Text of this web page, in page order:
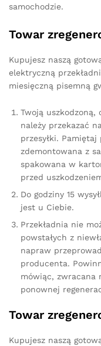
samochodzie.
Towar
Kupujesz naszą
elektryczną
miesięczną pisemną
Twoją uszkodzoną,
należy przekazać
przesyłki.
zdemontowana z
spakowana w
przed
Do godziny 15
jest u Ciebie.
Przekładnia nie
powstałych z
napraw
producenta.
mówiąc, zwracana
ponownej
Towar
Kupujesz naszą